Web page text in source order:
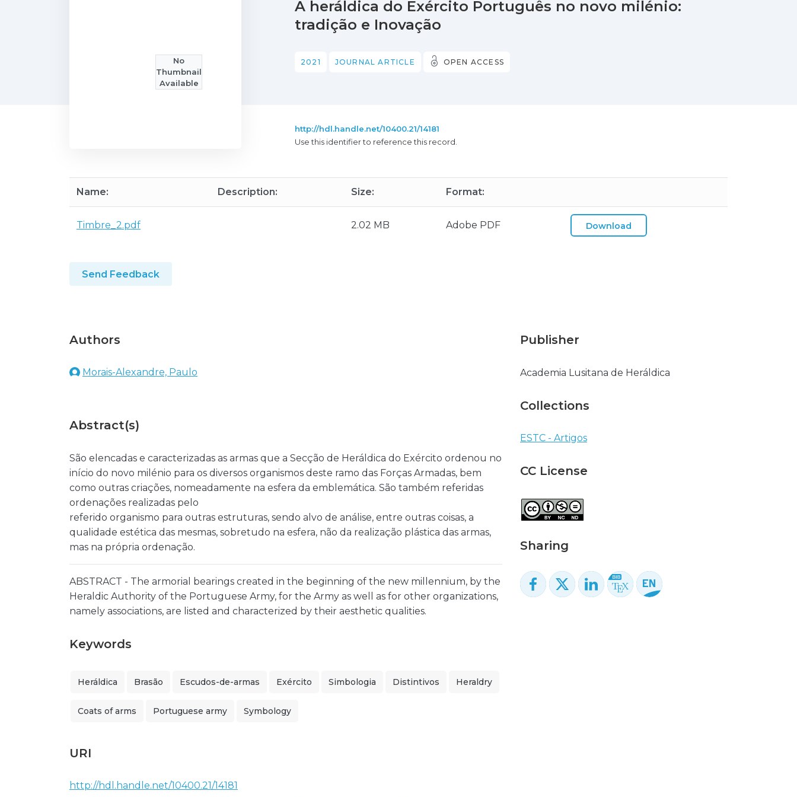
No
Thumbnail
Available
A heráldica do Exército Português no novo milénio:
tradição e Inovação
2021 JOURNAL ARTICLE OPEN ACCESS
http://hdl.handle.net/10400.21/14181
Use this identifier to reference this record.
Name: Description: Size: Format:
Timbre_2.pdf 2.02 MB Adobe PDF Download
Send Feedback
Authors
Morais-Alexandre, Paulo
Abstract(s)
São elencadas e caracterizadas as armas que a Secção de Heráldica do Exército ordenou no
início do novo milénio para os diversos organismos deste ramo das Forças Armadas, bem
como outras criações, nomeadamente na esfera da emblemática. São também referidas
ordenações realizadas pelo
referido organismo para outras estruturas, sendo alvo de análise, entre outras coisas, a
qualidade estética das mesmas, sobretudo na esfera, não da realização plástica das armas,
mas na própria ordenação.
ABSTRACT - The armorial bearings created in the beginning of the new millennium, by the
Heraldic Authority of the Portuguese Army, for the Army as well as for other organizations,
namely associations, are listed and characterized by their aesthetic qualities.
Keywords
Heráldica Brasão Escudos-de-armas Exército Simbologia Distintivos Heraldry
Coats of arms Portuguese army Symbology
URI
http://hdl.handle.net/10400.21/14181
Publisher
Academia Lusitana de Heráldica
Collections
ESTC - Artigos
CC License
Sharing